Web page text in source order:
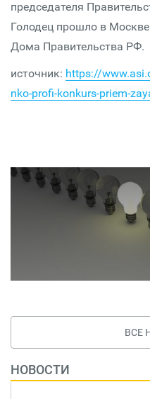
председателя
Голодец прошло в
Дома Правительства РФ.
источник: https://
nko-profi-konkurs-priem-
ВСЕ
НОВОСТИ